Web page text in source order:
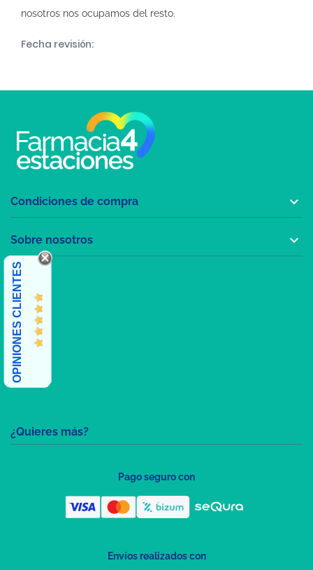
nosotros nos ocupamos del resto.
Fecha revisión:
¿Quieres más?
Condiciones de compra 
Sobre nosotros 
OPINIONES CLIENTES
Pago seguro con
Envíos realizados con